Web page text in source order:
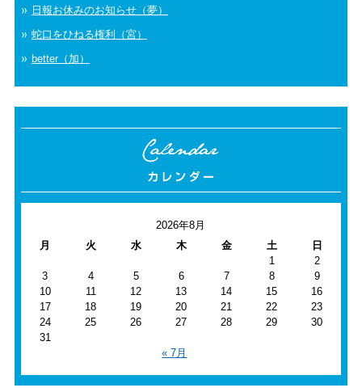
日報お休みのお知らせ（夢）
蛇口をひねる権利（宮）
better（加）
2026年8月
月
火 水 木 金 土
日
1
2
3
4 5 6 7 8
9
10
11 12 13 14 15
16
17
18 19 20 21 22
23
24
25 26 27 28 29
30
31
« 7月